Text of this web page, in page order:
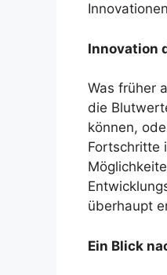
Innovation
Was früher
die
können,
Fortschritte
überhaupt
Ein Blick